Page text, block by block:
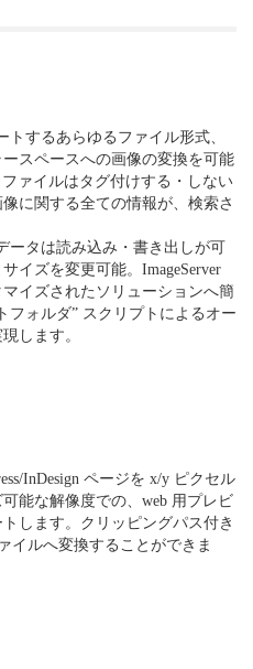
トするあらゆるファイル形式、
スペースへの画像の変換を可能
ァイルはタグ付けする・しない
に関する全ての情報が、検索さ
ータは読み込み・書き出しが可
イズを変更可能。ImageServer
イズされたソリューションへ簡
フォルダ” スクリプトによるオー
します。
InDesign ページを x/y ピクセル
能な解像度での、web 用プレビ
します。クリッピングパス付き
イルへ変換することができま